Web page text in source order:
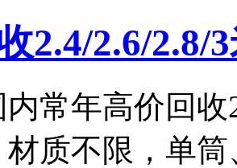
2.4/2.6/2.8/
常年高价回收
质不限，单